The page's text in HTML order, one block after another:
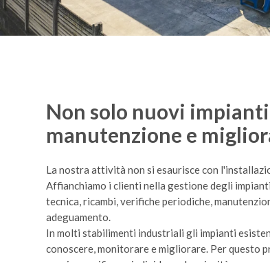
Non solo nuovi
manutenzione e
La nostra attività non si esaurisce con
Affianchiamo i clienti nella gestione degli
tecnica, ricambi, verifiche periodiche,
adeguamento.
In molti stabilimenti industriali gli impianti
conoscere, monitorare e migliorare. Per questo